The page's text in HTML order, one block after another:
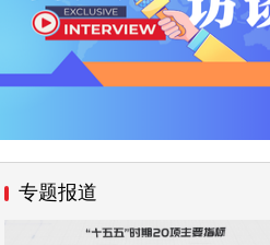
专题报道